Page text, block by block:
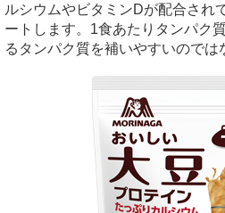
ルシウムやビタミンDが配合され
ートします。 1食あたりタンパク
るタンパク質を補いやすいのでは